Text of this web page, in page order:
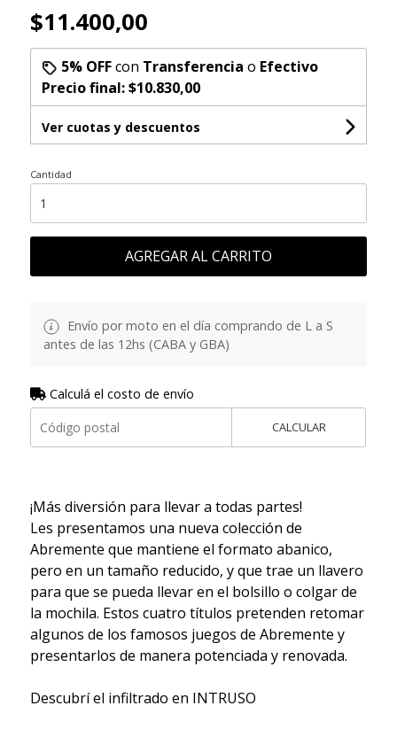
$11.400,00
5% OFFcon Transferencia o Efectivo
Precio final:$10.830,00
Ver cuotas y descuentos
Cantidad
AGREGAR AL CARRITO
Envío por moto en el día comprando de L a S
antes de las 12hs (CABA y GBA)
Calculá el costo de envío
CALCULAR
¡Más diversión para llevar a todas partes!
Les presentamos una nueva colección de
Abremente que mantiene el formato abanico,
pero en un tamaño reducido, y que trae un llavero
para que se pueda llevar en el bolsillo o colgar de
la mochila. Estos cuatro títulos pretenden retomar
algunos de los famosos juegos de Abremente y
presentarlos de manera potenciada y renovada.
Descubrí el infiltrado en INTRUSO